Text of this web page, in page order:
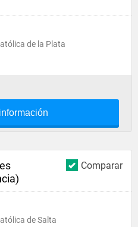
de la Plata
Comparar
de Salta